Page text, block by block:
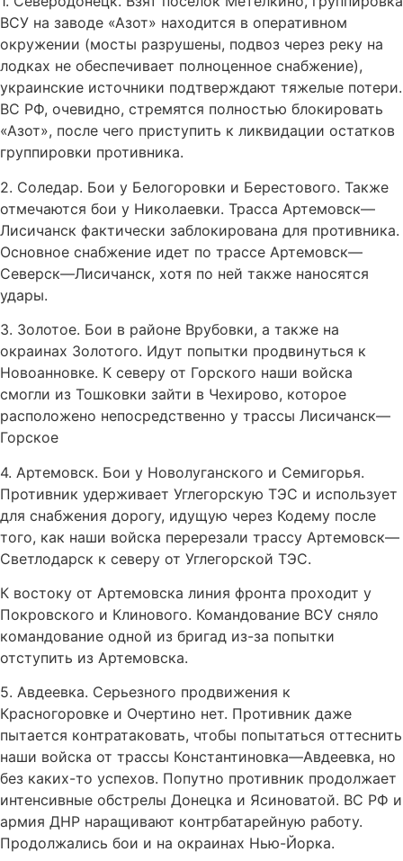
ВСУ на заводе «Азот» находится в оперативном
окружении (мосты разрушены, подвоз через реку на
лодках не обеспечивает полноценное снабжение),
украинские источники подтверждают тяжелые потери.
ВС РФ, очевидно, стремятся полностью блокировать
«Азот», после чего приступить к ликвидации остатков
группировки противника.
2. Соледар. Бои у Белогоровки и Берестового. Также
отмечаются бои у Николаевки. Трасса Артемовск—
Лисичанск фактически заблокирована для противника.
Основное снабжение идет по трассе Артемовск—
Северск—Лисичанск, хотя по ней также наносятся
удары.
3. Золотое. Бои в районе Врубовки, а также на
окраинах Золотого. Идут попытки продвинуться к
Новоанновке. К северу от Горского наши войска
смогли из Тошковки зайти в Чехирово, которое
расположено непосредственно у трассы Лисичанск—
Горское
4. Артемовск. Бои у Новолуганского и Семигорья.
Противник удерживает Углегорскую ТЭС и использует
для снабжения дорогу, идущую через Кодему после
того, как наши войска перерезали трассу Артемовск—
Светлодарск к северу от Углегорской ТЭС.
К востоку от Артемовска линия фронта проходит у
Покровского и Клинового. Командование ВСУ сняло
командование одной из бригад из-за попытки
отступить из Артемовска.
5. Авдеевка. Серьезного продвижения к
Красногоровке и Очертино нет. Противник даже
пытается контратаковать, чтобы попытаться оттеснить
наши войска от трассы Константиновка—Авдеевка, но
без каких-то успехов. Попутно противник продолжает
интенсивные обстрелы Донецка и Ясиноватой. ВС РФ и
армия ДНР наращивают контрбатарейную работу.
Продолжались бои и на окраинах Нью-Йорка.